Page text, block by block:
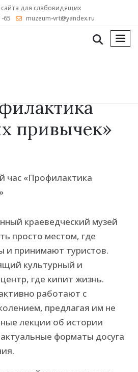
для слабовидящих
65
muzeum-vrt@yandex.ru
час
привычек»
краеведческий музей
просто местом, где
и принимают туристов.
культурный и
где кипит жизнь.
работают с
предлагая им не
лекции об истории
форматы досуга